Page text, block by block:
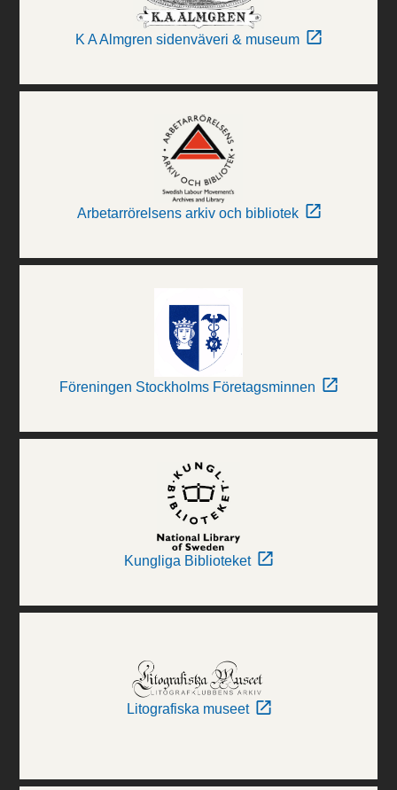
K A Almgren sidenväveri & museum
Arbetarrörelsens arkiv och bibliotek
Föreningen Stockholms Företagsminnen
Kungliga Biblioteket
Litografiska museet